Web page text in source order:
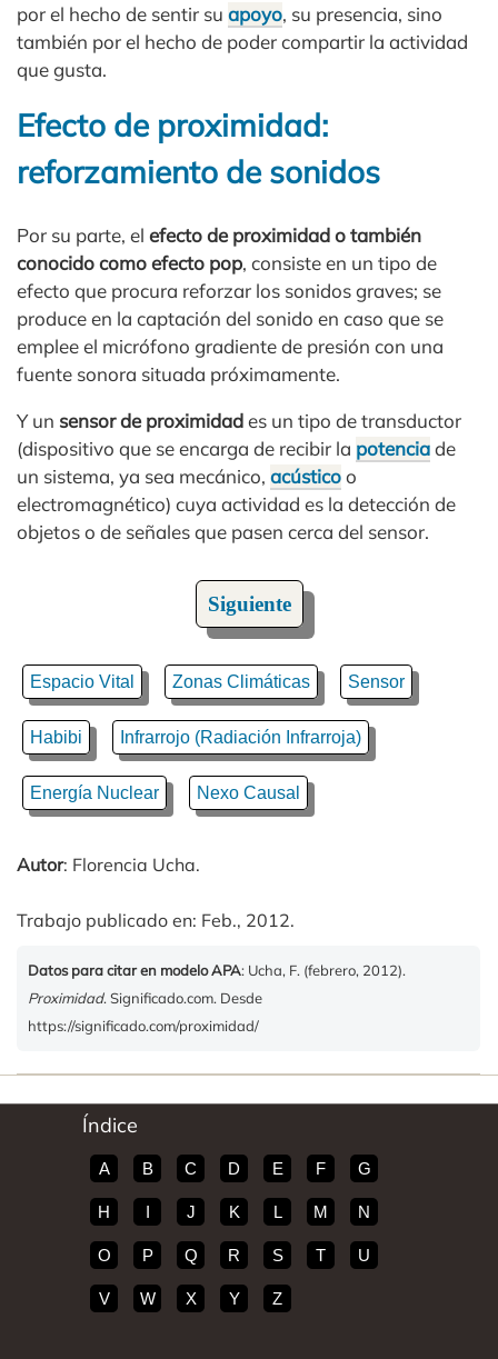
por el hecho de sentir su apoyo, su presencia, sino
también por el hecho de poder compartir la actividad
que gusta.
Efecto de proximidad:
reforzamiento de sonidos
Por su parte, el efecto de proximidad o también
conocido como efecto pop, consiste en un tipo de
efecto que procura reforzar los sonidos graves; se
produce en la captación del sonido en caso que se
emplee el micrófono gradiente de presión con una
fuente sonora situada próximamente.
Y un sensor de proximidades un tipo de transductor
(dispositivo que se encarga de recibir la potenciade
un sistema, ya sea mecánico, acústicoo
electromagnético) cuya actividad es la detección de
objetos o de señales que pasen cerca del sensor.
Siguiente
Espacio Vital Zonas Climáticas Sensor
Habibi Infrarrojo (Radiación Infrarroja)
Energía Nuclear Nexo Causal
Autor: Florencia Ucha.
Trabajo publicado en: Feb., 2012.
Datos para citar en modelo APA: Ucha, F. (febrero, 2012).
Proximidad. Significado.com. Desde
https://significado.com/proximidad/
Índice
A B C D E F G
H I J K L M N
O P Q R S T U
V W X Y Z